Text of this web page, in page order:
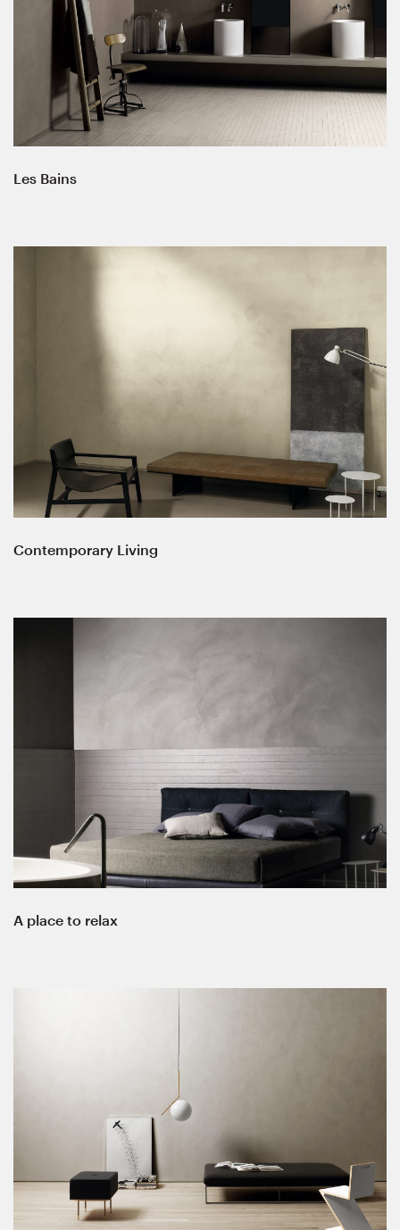
Les Bains
Contemporary Living
A place to relax